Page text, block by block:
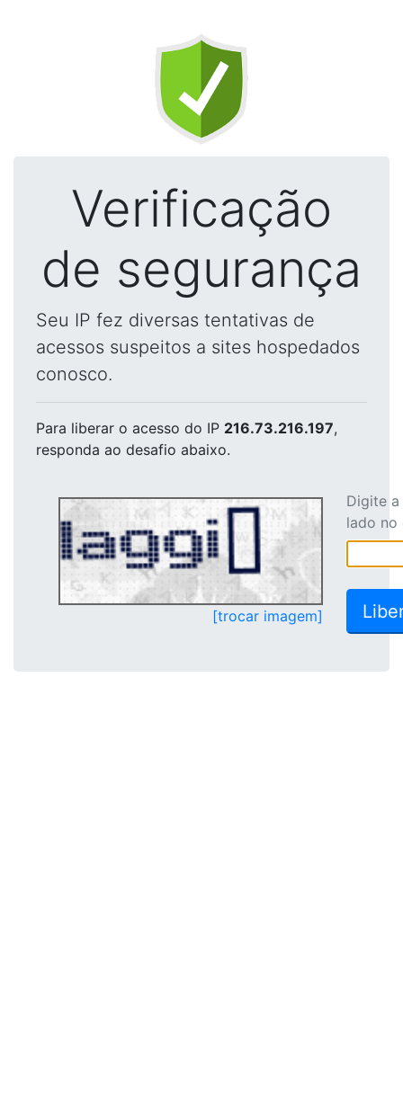
Verificação
de segurança
Seu IP fez diversas tentativas de
acessos suspeitos a sites hospedados
conosco.
Para liberar o acesso do IP 216.73.216.197,
responda ao desafio abaixo.
[trocar imagem]
Digite
lado no